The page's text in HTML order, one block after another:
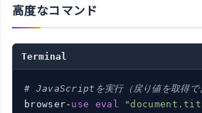
高度なコマンド
Terminal
# JavaScriptを実行（戻り値を取得で
browser- use eval